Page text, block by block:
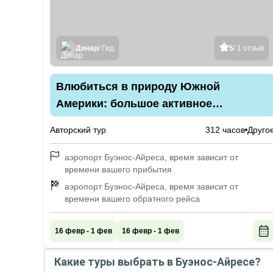
5/ 1 отзыв
Динар/ Гид
Влюбиться в природу Южной
Америки: большое активное
треккингами и круизом
Авторский тур 312 часов
аэропорт Буэнос-Айреса, время зависит от
времени вашего прибытия
аэропорт Буэнос-Айреса, время зависит от
времени вашего обратного рейса
16 февр - 1 фев 16 февр - 1 фев
Какие туры выбрать в Буэнос-Айресе?